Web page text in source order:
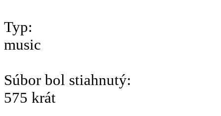
Typ:
music
Súbor bol stiahnutý:
575 krát